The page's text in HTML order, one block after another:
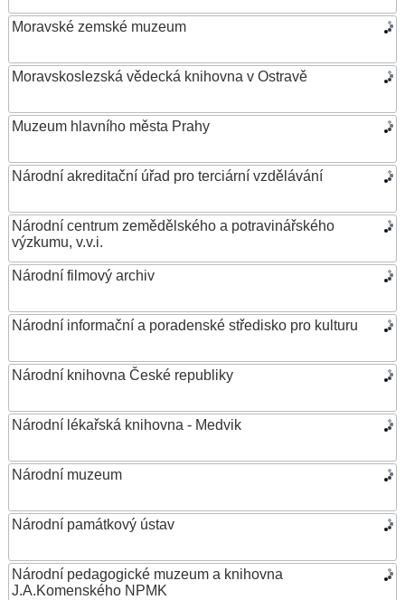
Moravské zemské muzeum
Moravskoslezská vědecká knihovna v Ostravě
Muzeum hlavního města Prahy
Národní akreditační úřad pro terciární vzdělávání
Národní centrum zemědělského a potravinářského
výzkumu, v.v.i.
Národní filmový archiv
Národní informační a poradenské středisko pro kulturu
Národní knihovna České republiky
Národní lékařská knihovna - Medvik
Národní muzeum
Národní památkový ústav
Národní pedagogické muzeum a knihovna
J.A.Komenského NPMK